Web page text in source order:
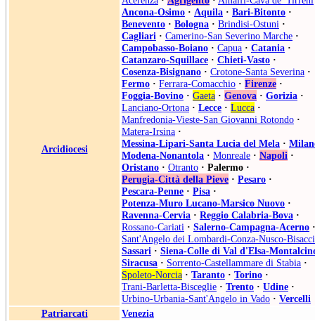
Arcidiocesi
Ancona-Osimo · Aquila · Bari-Bitonto ·
Benevento · Bologna · Brindisi-Ostuni ·
Cagliari · Camerino-San Severino Marche ·
Campobasso-Boiano · Capua · Catania ·
Catanzaro-Squillace · Chieti-Vasto ·
Cosenza-Bisignano · Crotone-Santa Severina ·
Fermo · Ferrara-Comacchio · Firenze ·
Foggia-Bovino · Gaeta · Genova · Gorizia ·
Lanciano-Ortona · Lecce · Lucca ·
Manfredonia-Vieste-San Giovanni Rotondo ·
Matera-Irsina ·
Messina-Lipari-Santa Lucia del Mela ·
Modena-Nonantola · Monreale · Napoli ·
Oristano · Otranto · Palermo ·
Perugia-Città della Pieve · Pesaro ·
Pescara-Penne · Pisa ·
Potenza-Muro Lucano-Marsico Nuovo ·
Ravenna-Cervia · Reggio Calabria-Bova ·
Rossano-Cariati · Salerno-Campagna-Acerno ·
Sant'Angelo dei Lombardi-Conza-Nusco-
Sassari · Siena-Colle di Val d'Elsa-
Siracusa · Sorrento-Castellammare di Stabia ·
Spoleto-Norcia · Taranto · Torino ·
Trani-Barletta-Bisceglie · Trento · Udine ·
Urbino-Urbania-Sant'Angelo in Vado · Vercelli
Patriarcati
Venezia